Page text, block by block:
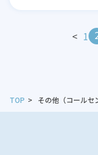
< 1
TOP その他（コールセ